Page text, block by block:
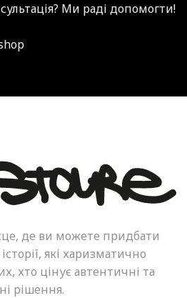
Ми раді допомогти!
де ви можете придбати
які харизматично
хто цінує автентичні та
рішення.